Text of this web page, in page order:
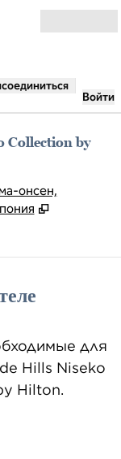
Войти
Collection by
онсен,
для
Hills Niseko
Hilton.